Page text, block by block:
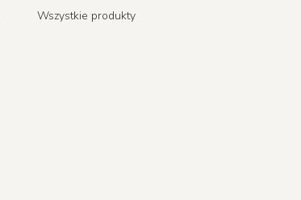
Wszystkie produkty